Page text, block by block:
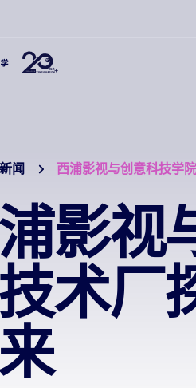
新闻 西浦影视与创意科技学
影视
术厂